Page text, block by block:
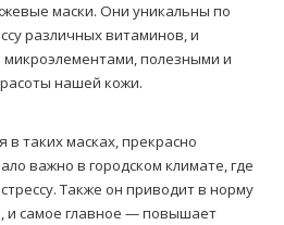
маски. Они уникальны по
различных витаминов, и
полезными и
нашей кожи.
таких масках, прекрасно
важно в городском климате, где
Также он приводит в норму
и самое главное — повышает